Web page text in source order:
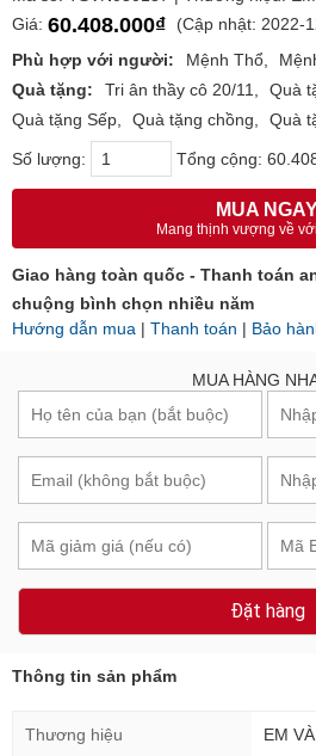
Giá: 60.408.000₫
(Cập nhật: 2022-
Phù hợp với người:
Mệnh Thổ
Quà tặng:
Tri ân thầy cô 20/11
Quà
Quà tặng Sếp
Quà tặng chồng Quà
Số lượng: Tổng cộng:
MUA
Mang thịnh vượng về
Giao hàng toàn quốc - Thanh toán
chuộng bình chọn nhiều năm
Hướng dẫn mua | Thanh toán | Bảo
MUA HÀNG
Đặt hàng
Thông tin sản phẩm
Thương hiệu EM